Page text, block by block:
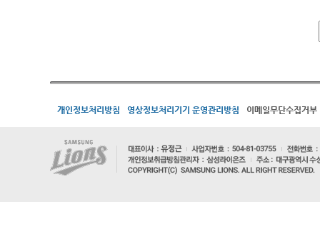
개인정보처리방침 영상정보처리기기 운영관리방침 이메일무단수집거부